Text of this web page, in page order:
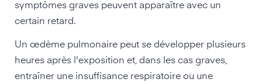
symptômes graves peuvent apparaître avec un
certain retard.
Un œdème pulmonaire peut se développer plusieurs
heures après l'exposition et, dans les cas graves,
entraîner une insuffisance respiratoire ou une